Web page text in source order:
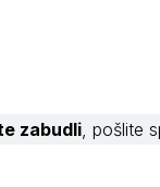
zabudli , pošlite